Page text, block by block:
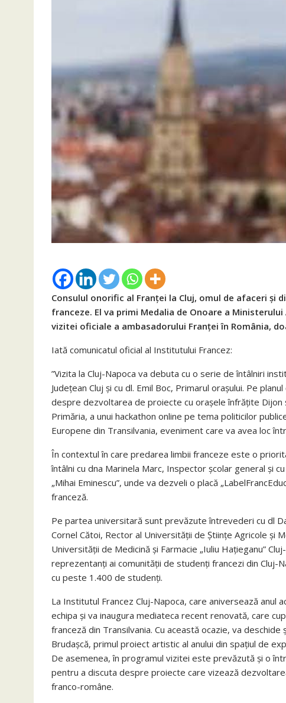
Consulul onorific al Franței la Cluj, omul de afaceri
franceze. El va primi Medalia de Onoare a
vizitei oficiale a ambasadorului Franței în România,
Iată comunicatul oficial al Institutului Francez:
”Vizita la Cluj-Napoca va debuta cu o serie de întâlniri
Județean Cluj și cu dl. Emil Boc, Primarul oraşului. Pe
despre dezvoltarea de proiecte cu orașele înfrățite
Primăria, a unui hackathon online pe tema politicilor
Europene din Transilvania, eveniment care va avea loc
În contextul în care predarea limbii franceze este o
întâlni cu dna Marinela Marc, Inspector școlar general și
„Mihai Eminescu”, unde va dezveli o placă
franceză.
Pe partea universitară sunt prevăzute întrevederi cu dl
Cornel Cătoi, Rector al Universității de Științe Agricole și
Universității de Medicină și Farmacie „Iuliu Hațieganu”
reprezentanți ai comunității de studenți francezi din Cluj-
cu peste 1.400 de studenți.
La Institutul Francez Cluj-Napoca, care aniversează anul
echipa și va inaugura mediateca recent renovată, care
franceză din Transilvania. Cu această ocazie, va
Brudașcă, primul proiect artistic al anului din spațiul de
De asemenea, în programul vizitei este prevăzută și o
pentru a discuta despre proiecte care vizează
franco-române.